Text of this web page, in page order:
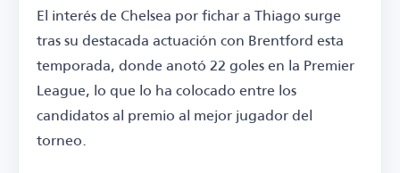
El interés de Chelsea por fichar a Thiago surge
tras su destacada actuación con Brentford esta
temporada, donde anotó 22 goles en la Premier
League, lo que lo ha colocado entre los
candidatos al premio al mejor jugador del
torneo.